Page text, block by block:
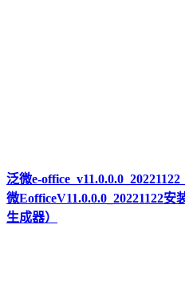
泛微e-
微EofficeV11.0.0.0_20221122
生成器）